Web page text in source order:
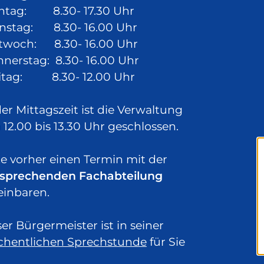
8.30- 17.30 Uhr
8.30- 16.00 Uhr
8.30- 16.00 Uhr
8.30- 16.00 Uhr
8.30- 12.00 Uhr
Mittagszeit ist die Verwaltung
bis 13.30 Uhr geschlossen.
vorher einen Termin mit der
Fachabteilung
Bürgermeister ist in seiner
Sprechstundefür Sie